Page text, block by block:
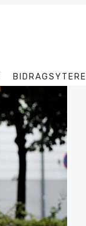
BIDRAGSYTERE